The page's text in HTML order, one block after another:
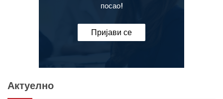
посао!
Пријави се
Актуелно